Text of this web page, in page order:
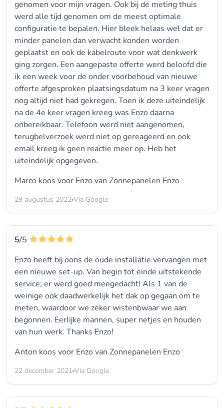
genomen voor mijn vragen. Ook bij de meting thuis
werd alle tijd genomen om de meest optimale
configuratie te bepalen. Hier bleek helaas wel dat er
minder panelen dan verwacht konden worden
geplaatst en ook de kabelroute voor wat denkwerk
ging zorgen. Een aangepaste offerte werd beloofd die
ik een week voor de onder voorbehoud van nieuwe
offerte afgesproken plaatsingsdatum na 3 keer vragen
nog altijd niet had gekregen. Toen ik deze uiteindelijk
na de 4e keer vragen kreeg was Enzo daarna
onbereikbaar. Telefoon werd niet aangenomen,
terugbelverzoek werd niet op gereageerd en ook
email kreeg ik geen reactie meer op. Heb het
uiteindelijk opgegeven.
Marco koos voor Enzo van Zonnepanelen Enzo
29 augustus 2022 Via Google
5/5
Enzo heeft bij oons de oude installatie vervangen met
een nieuwe set-up. Van begin tot einde uitstekende
service; er werd goed meegedacht! Als 1 van de
weinige ook daadwerkelijk het dak op gegaan om te
meten, waardoor we zeker wistenbwaar we aan
begonnen. Eerlijke mannen, super netjes en houden
van hun werk. Thanks Enzo!
Anton koos voor Enzo van Zonnepanelen Enzo
22 december 2021 Via Google